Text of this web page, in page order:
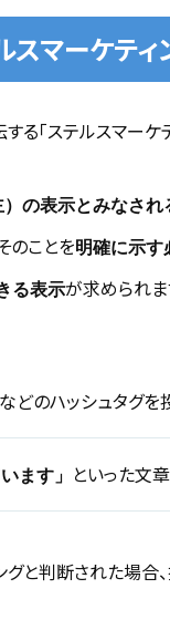
マーケティ
「ステルスマーケ
の表示とみなされ
のことを明確に示す
る表示が求められま
などのハッシュタグを
ます」 といった文
グと判断された場合